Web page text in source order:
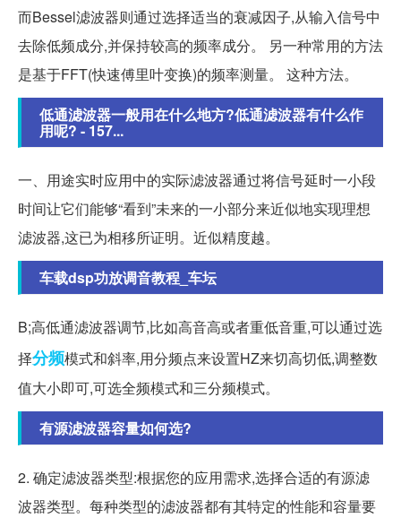
而Bessel滤波器则通过选择适当的衰减因子,从输入信号中
去除低频成分,并保持较高的频率成分。 另一种常用的方法
是基于FFT(快速傅里叶变换)的频率测量。 这种方法。
低通滤波器一般用在什么地方?低通滤波器有什么作
用呢? - 157...
一、用途实时应用中的实际滤波器通过将信号延时一小段
时间让它们能够“看到”未来的一小部分来近似地实现理想
滤波器,这已为相移所证明。近似精度越。
车载dsp功放调音教程_车坛
B;高低通滤波器调节,比如高音高或者重低音重,可以通过选
择分频模式和斜率,用分频点来设置HZ来切高切低,调整数
值大小即可,可选全频模式和三分频模式。
有源滤波器容量如何选?
2. 确定滤波器类型:根据您的应用需求,选择合适的有源滤
波器类型。每种类型的滤波器都有其特定的性能和容量要